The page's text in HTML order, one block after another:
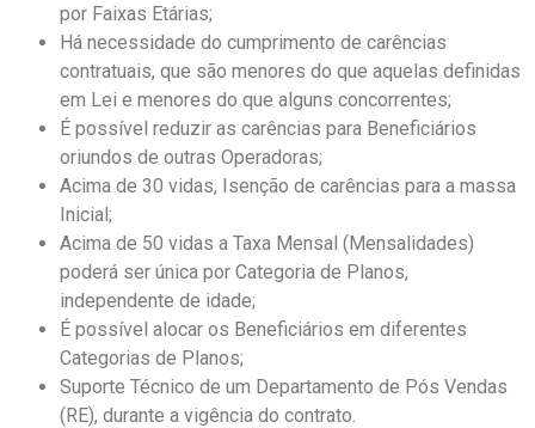
por Faixas Etárias;
Há necessidade do cumprimento de carências
contratuais, que são menores do que aquelas definidas
em Lei e menores do que alguns concorrentes;
É possível reduzir as carências para Beneficiários
oriundos de outras Operadoras;
Acima de 30 vidas, Isenção de carências para a massa
Inicial;
Acima de 50 vidas a Taxa Mensal (Mensalidades)
poderá ser única por Categoria de Planos,
independente de idade;
É possível alocar os Beneficiários em diferentes
Categorias de Planos;
Suporte Técnico de um Departamento de Pós Vendas
(RE), durante a vigência do contrato.